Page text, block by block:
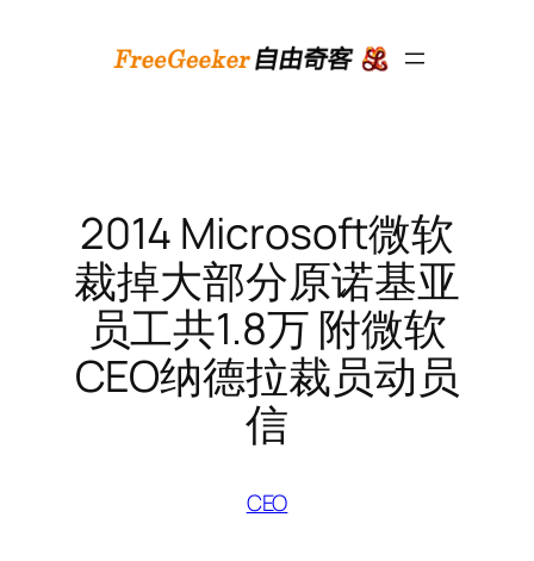
2014 Microsoft微软
裁掉大部分原诺基亚
员工共1.8万 附微软
CEO纳德拉裁员动员
信
CEO